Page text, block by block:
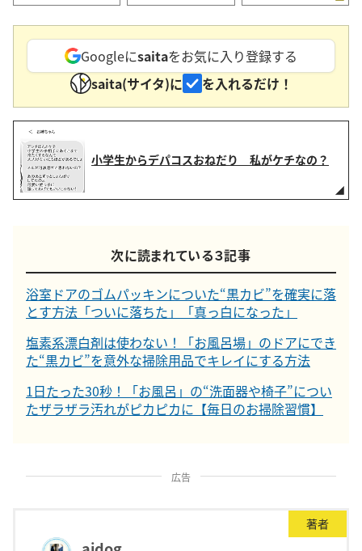
Googleにsaitaをお気に入り登録する
saita(サイタ)に
を入れるだけ！
小学生からデパコスおねだり 私がケチなの？
次に読まれている３記事
浴室ドアのゴムパッキンについた“黒カビ”を確実に落
とす方法「ついに落ちた」「真っ白になった」
塩素系漂白剤は使わない！「お風呂場」のドアにでき
た“黒カビ”を意外な掃除用品でキレイにする方法
1日たった30秒！「お風呂」の“洗面器や椅子”につい
たザラザラ汚れがピカピカに【毎日のお掃除習慣】
広告
著者